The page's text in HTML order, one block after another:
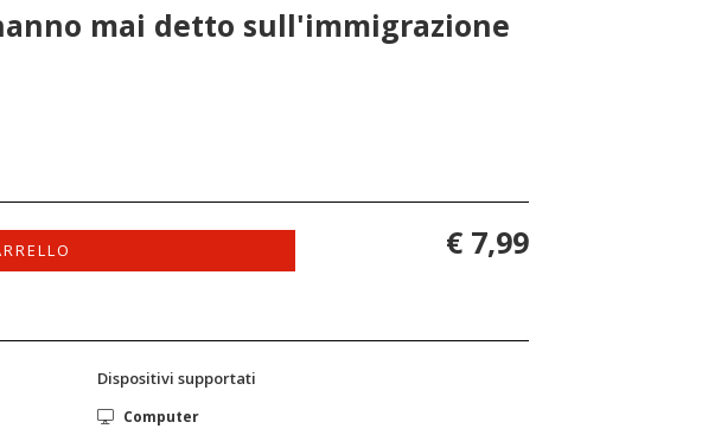
mai detto sull'immigrazione
€ 7,99
Dispositivi supportati
Computer